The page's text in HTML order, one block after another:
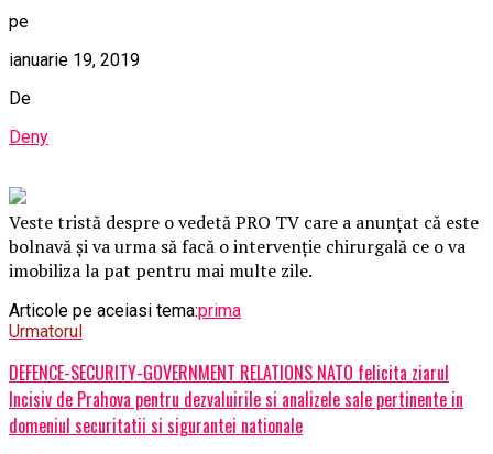
pe
ianuarie 19, 2019
De
Deny
Veste tristă despre o vedetă PRO TV care a anunțat că este
bolnavă și va urma să facă o intervenție chirurgală ce o va
imobiliza la pat pentru mai multe zile.
Articole pe aceiasi tema:prima
Urmatorul
DEFENCE-SECURITY-GOVERNMENT RELATIONS NATO felicita ziarul
Incisiv de Prahova pentru dezvaluirile si analizele sale pertinente in
domeniul securitatii si sigurantei nationale